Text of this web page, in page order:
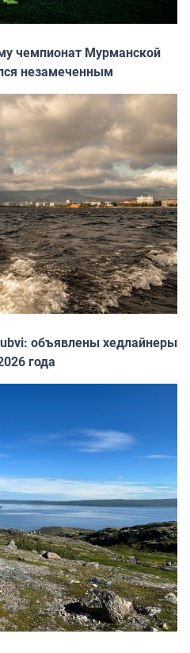
чемпионат Мурманской
незамеченным
объявлены хедлайнеры
года